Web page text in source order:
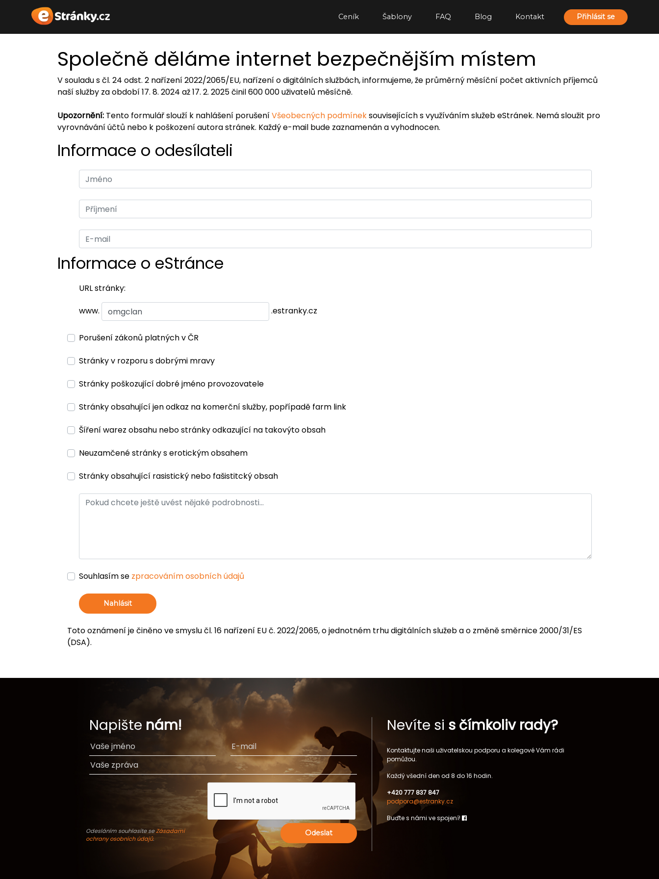
Ceník Šablony FAQ Blog Kontakt Přihlásit se
Společně děláme internet bezpečnějším místem
V souladu s čl. 24 odst. 2 nařízení 2022/2065/EU, nařízení o digitálních službách, informujeme, že průměrný měsíční počet aktivních příjemců
naší služby za období 17. 8. 2024 až 17. 2. 2025 činil 600 000 uživatelů měsíčně.
Upozornění: Tento formulář slouží k nahlášení porušeníVšeobecných podmíneksouvisejících s využíváním služeb eStránek. Nemá sloužit pro
vyrovnávání účtů nebo k poškození autora stránek. Každý e-mail bude zaznamenán a vyhodnocen.
Informace o odesílateli
Informace o eStránce
URL stránky:
www. .estranky.cz
Porušení zákonů platných v ČR
Stránky v rozporu s dobrými mravy
Stránky poškozující dobré jméno provozovatele
Stránky obsahující jen odkaz na komerční služby, popřípadě farm link
Šíření warez obsahu nebo stránky odkazující na takovýto obsah
Neuzamčené stránky s erotickým obsahem
Stránky obsahující rasistický nebo fašistitcký obsah
Souhlasím se zpracováním osobních údajů
Nahlásit
Toto oznámení je činěno ve smyslu čl. 16 nařízení EU č. 2022/2065, o jednotném trhu digitálních služeb a o změně směrnice 2000/31/ES
(DSA).
Napište nám!
Odesláním souhlasíte seZásadami
ochrany osobních údajů.
Odeslat
Nevíte si s čímkoliv rady?
Kontaktujte naši uživatelskou podporu a kolegové Vám rádi
pomůžou.
Každý všední den od 8 do 16 hodin.
+420 777 837 847
podpora@estranky.cz
Buďte s námi ve spojení!